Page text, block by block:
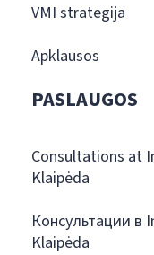
VMI strategija
Apklausos
PASLAUGOS
Consultations at
Klaipėda
Консультации в
Klaipėda